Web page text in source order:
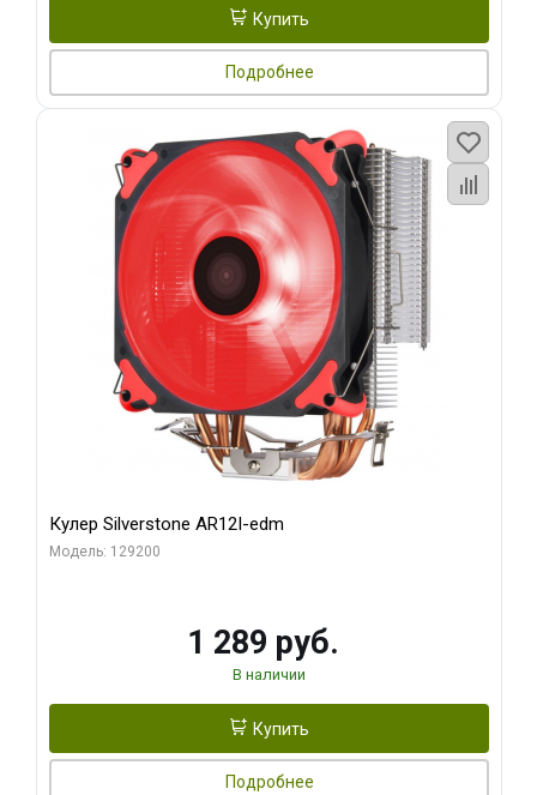
Купить
Подробнее
Кулер Silverstone AR12I-edm
Модель: 129200
1 289 руб.
В наличии
Купить
Подробнее